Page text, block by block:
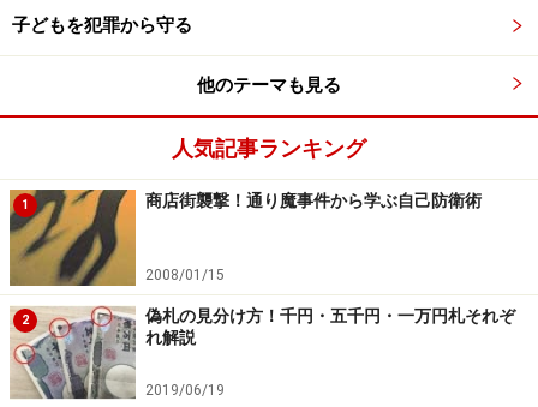
最上階右端が容疑者の部屋。右から3つめが被害者の部屋
「個人情報」の流出を防ぐために、細心の注意を払いま
しょう。窓辺にぬいぐるみを飾っていたり、カーテンが
いかにも女性らしい色や柄であったり、洗濯物を干すと
きに、人の目に触れるように下着を干したり、といった
ように、「いかにも女性が住んでいる」と、他人に知ら
れるような状態にしないことが大切です。つまり、自分
の個人情報をきちんと管理することです。自分の足
（靴）音や携帯電話で話す声すらも、個人情報だと認識
しておきましょう。
子どもを犯罪から守る
他のテーマも見る
人気記事ランキング
1 商店街襲撃！通り魔事件から学ぶ自己防衛術
2008/01/15
2
偽札の見分け方！千円・五千円・一万円札それぞ
れ解説
2019/06/19